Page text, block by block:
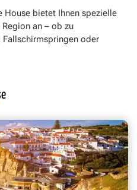
House bietet Ihnen spezielle
an – ob zu
Fallschirmspringen oder